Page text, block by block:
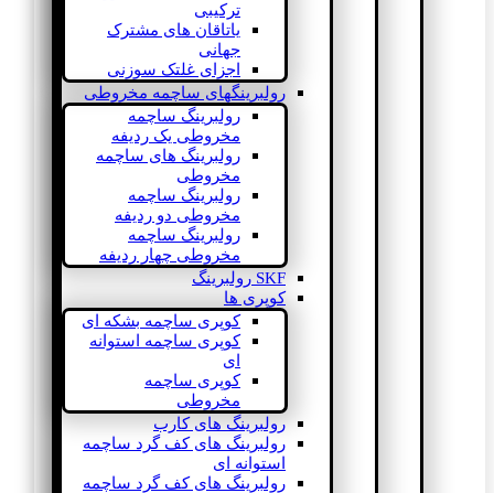
ترکیبی
یاتاقان های مشترک
جهانی
اجزای غلتک سوزنی
رولبرینگهای ساچمه مخروطی
رولبرینگ ساچمه
مخروطی یک ردیفه
رولبرینگ های ساچمه
مخروطی
رولبرینگ ساچمه
مخروطی دو ردیفه
رولبرینگ ساچمه
مخروطی چهار ردیفه
SKF رولبرینگ
کوپری ها
کوپری ساچمه بشکه ای
کوپری ساچمه استوانه
ای
کوپری ساچمه
مخروطی
رولبرینگ های کارب
رولبرینگ های کف گرد ساچمه
استوانه ای
رولبرینگ های کف گرد ساچمه